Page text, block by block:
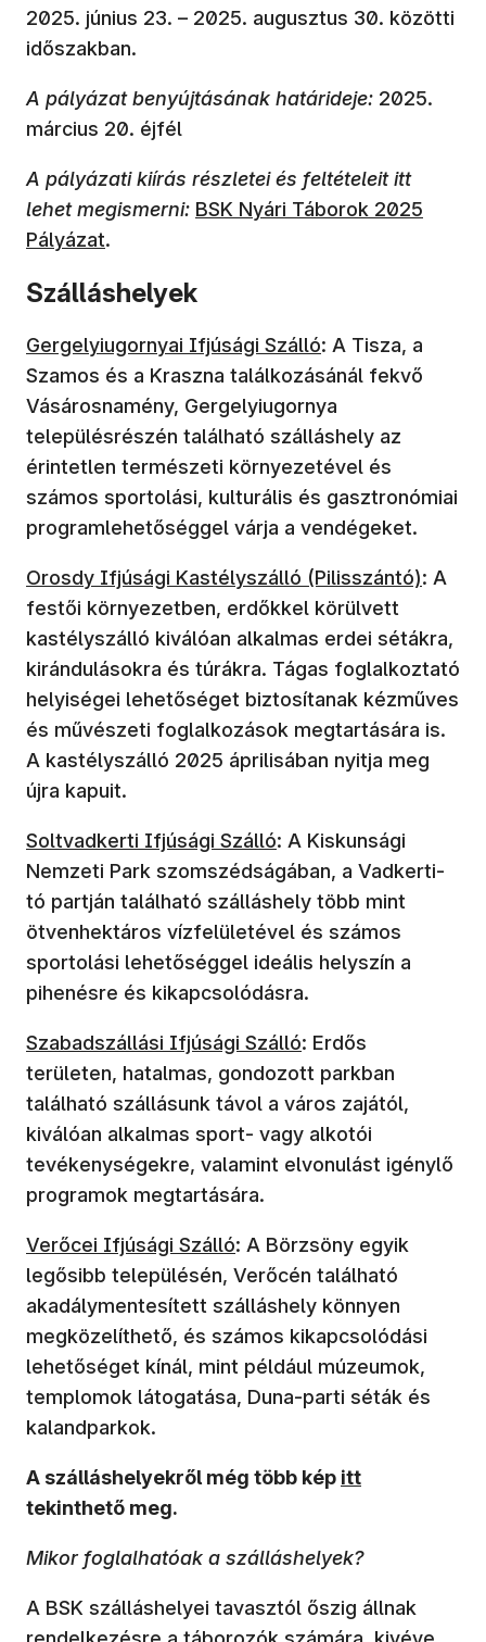
2025. június 23. – 2025. augusztus 30. közötti
időszakban.
A pályázat benyújtásának határideje: 2025.
március 20. éjfél
A pályázati kiírás részletei és feltételeit itt
lehet megismerni: BSK Nyári Táborok 2025
Pályázat.
Szálláshelyek
Gergelyiugornyai Ifjúsági Szálló: A Tisza, a
Szamos és a Kraszna találkozásánál fekvő
Vásárosnamény, Gergelyiugornya
településrészén található szálláshely az
érintetlen természeti környezetével és
számos sportolási, kulturális és gasztronómiai
programlehetőséggel várja a vendégeket.
Orosdy Ifjúsági Kastélyszálló (Pilisszántó): A
festői környezetben, erdőkkel körülvett
kastélyszálló kiválóan alkalmas erdei sétákra,
kirándulásokra és túrákra. Tágas foglalkoztató
helyiségei lehetőséget biztosítanak kézműves
és művészeti foglalkozások megtartására is.
A kastélyszálló 2025 áprilisában nyitja meg
újra kapuit.
Soltvadkerti Ifjúsági Szálló: A Kiskunsági
Nemzeti Park szomszédságában, a Vadkerti-
tó partján található szálláshely több mint
ötvenhektáros vízfelületével és számos
sportolási lehetőséggel ideális helyszín a
pihenésre és kikapcsolódásra.
Szabadszállási Ifjúsági Szálló: Erdős
területen, hatalmas, gondozott parkban
található szállásunk távol a város zajától,
kiválóan alkalmas sport- vagy alkotói
tevékenységekre, valamint elvonulást igénylő
programok megtartására.
Verőcei Ifjúsági Szálló: A Börzsöny egyik
legősibb településén, Verőcén található
akadálymentesített szálláshely könnyen
megközelíthető, és számos kikapcsolódási
lehetőséget kínál, mint például múzeumok,
templomok látogatása, Duna-parti séták és
kalandparkok.
A szálláshelyekről még több kép itt
tekinthető meg.
Mikor foglalhatóak a szálláshelyek?
A BSK szálláshelyei tavasztól őszig állnak